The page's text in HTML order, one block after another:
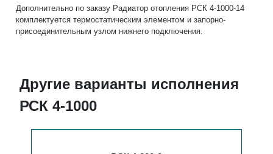
Дополнительно по заказу Радиатор отопления РСК 4-1000-14
комплектуется термостатическим элементом и запорно-
присоединительным узлом нижнего подключения.
Другие варианты исполнения
РСК 4-1000